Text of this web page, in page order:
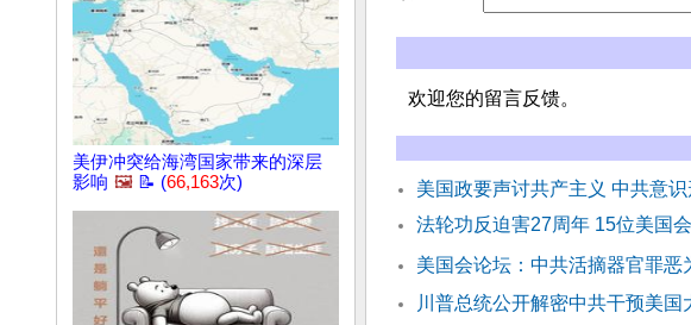
美伊冲突给海湾国家带来的深层
影响 🖼️ 📝 (66,163次)
欢迎您的留言反馈。
美国政要声讨共产主义 中共意
法轮功反迫害27周年 15位美国
美国会论坛：中共活摘器官罪恶
川普总统公开解密中共干预美国